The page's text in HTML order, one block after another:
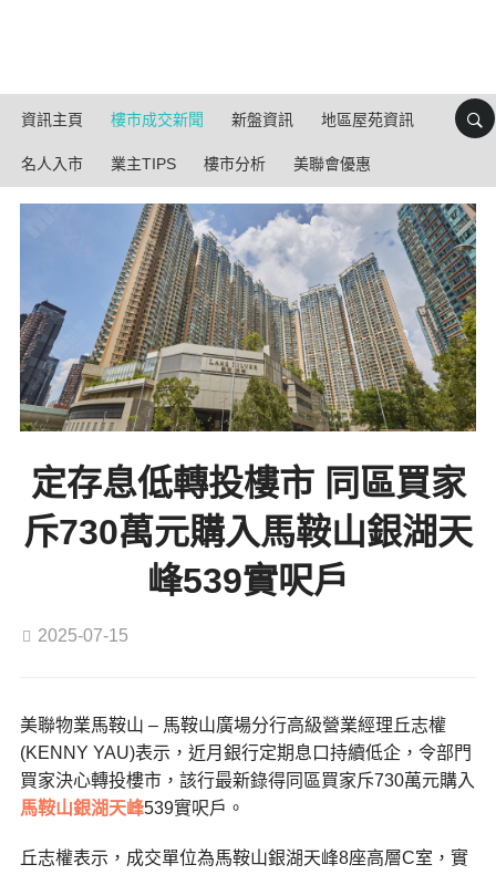
資訊主頁 樓市成交新聞 新盤資訊 地區屋苑資訊
名人入市 業主TIPS 樓市分析 美聯會優惠
定存息低轉投樓市 同區買家
斥730萬元購入馬鞍山銀湖天
峰539實呎戶
2025-07-15
美聯物業馬鞍山 – 馬鞍山廣場分行高級營業經理丘志權
(KENNY YAU)表示，近月銀行定期息口持續低企，令部門
買家決心轉投樓市，該行最新錄得同區買家斥730萬元購入
馬鞍山銀湖天峰539實呎戶。
丘志權表示，成交單位為馬鞍山銀湖天峰8座高層C室，實